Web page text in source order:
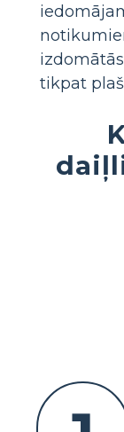
tikpat